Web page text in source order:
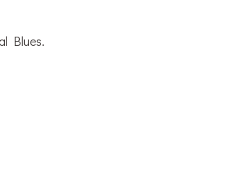
Blues.